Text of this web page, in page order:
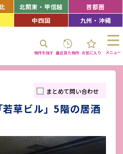
北関東・甲信越
首都圏
中四国 九州・沖縄
物件を探す 最近見た物件 お気に入り メニュー
まとめて問い合わせ
草ビル」5階の居酒